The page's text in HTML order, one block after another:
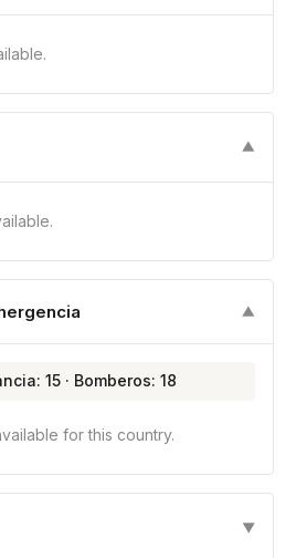
▼
▼
15 · Bomberos: 18
for this country.
▼